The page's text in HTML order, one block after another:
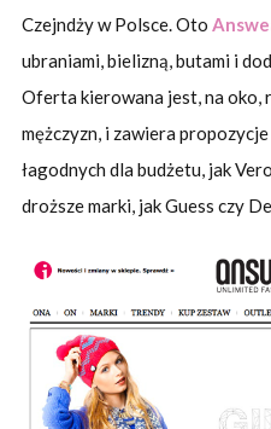
Czejndży w Polsce. Oto
ubraniami, bielizną, butami i
Oferta kierowana jest, na oko,
mężczyzn, i zawiera
łagodnych dla budżetu, jak
droższe marki, jak Guess czy